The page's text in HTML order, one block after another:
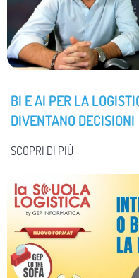
BI E AI PER LA
DIVENTANO DECISIONI
SCOPRI DI PIÙ